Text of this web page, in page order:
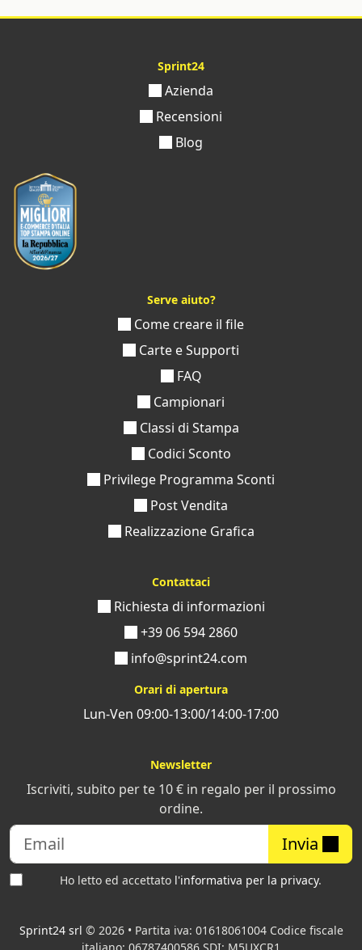
Sprint24
Azienda
Recensioni
Blog
Serve aiuto?
Come creare il file
Carte e Supporti
FAQ
Campionari
Classi di Stampa
Codici Sconto
Privilege Programma Sconti
Post Vendita
Realizzazione Grafica
Contattaci
Richiesta di informazioni
+39 06 594 2860
info@sprint24.com
Orari di apertura
Lun-Ven 09:00-13:00/14:00-17:00
Newsletter
Iscriviti, subito per te 10 € in regalo per il prossimo
ordine.
Invia
Ho letto ed accettato l'informativa per la privacy.
Sprint24 srl © 2026 • Partita iva: 01618061004 Codice fiscale